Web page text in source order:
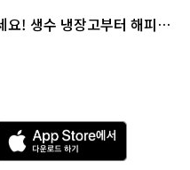
요! 생수 냉장고부터 해피소
A
p
p